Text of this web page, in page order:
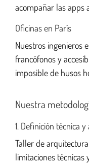
acompañar las apps
Oficinas en París
Nuestros ingenieros
francófonos y
imposible de husos
Nuestra
1. Definición técnica
Taller de
limitaciones técnicas